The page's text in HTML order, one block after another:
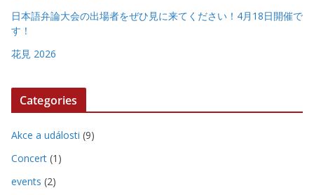
日本語弁論大会の出場者をぜひ見に来てください！4月18日開催で
す！
花見 2026
Categories
Akce a události (9)
Concert (1)
events (2)